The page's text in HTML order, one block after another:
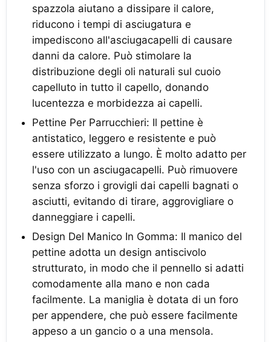
spazzola aiutano a dissipare il calore,
riducono i tempi di asciugatura e
impediscono all'asciugacapelli di causare
danni da calore. Può stimolare la
distribuzione degli oli naturali sul cuoio
capelluto in tutto il capello, donando
lucentezza e morbidezza ai capelli.
Pettine Per Parrucchieri: Il pettine è
antistatico, leggero e resistente e può
essere utilizzato a lungo. È molto adatto per
l'uso con un asciugacapelli. Può rimuovere
senza sforzo i grovigli dai capelli bagnati o
asciutti, evitando di tirare, aggrovigliare o
danneggiare i capelli.
Design Del Manico In Gomma: Il manico del
pettine adotta un design antiscivolo
strutturato, in modo che il pennello si adatti
comodamente alla mano e non cada
facilmente. La maniglia è dotata di un foro
per appendere, che può essere facilmente
appeso a un gancio o a una mensola.